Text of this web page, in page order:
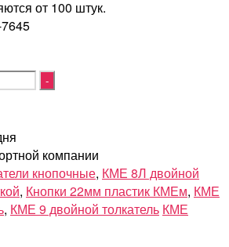
от 100 штук.
компании
кнопочные, КМЕ 8Л двойной
, Кнопки 22мм пластик КМЕм, КМЕ
, КМЕ 9 двойной толкатель КМЕ